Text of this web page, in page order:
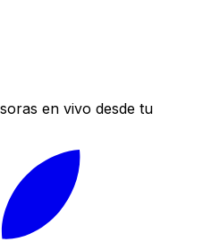
en vivo desde tu